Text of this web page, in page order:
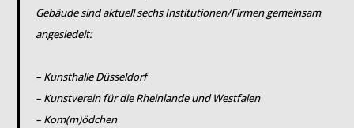
Gebäude sind aktuell sechs Institutionen/Firmen gemeinsam
angesiedelt:
– Kunsthalle Düsseldorf
– Kunstverein für die Rheinlande und Westfalen
– Kom(m)ödchen